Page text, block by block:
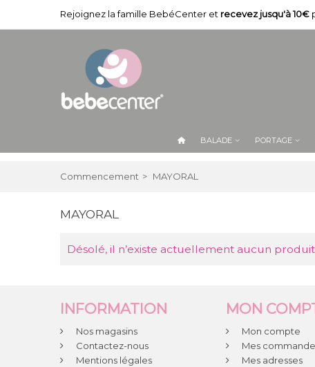
Rejoignez la famille BebéCenter et recevez jusqu'à 10€
BALADE PORTAGE
Commencement > MAYORAL
MAYORAL
Désolé, il n’existe actuellement aucun
INFORMATION
Nos magasins
Contactez-nous
Mentions légales
MON
Mon compte
Mes
Mes adresses